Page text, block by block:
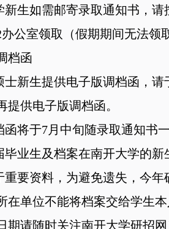
新生如需邮寄录取通知书，
公室领取（假期期间无法领
档函
士新生提供电子版调档函，请
提供电子版调档函。
函将于7月中旬随录取通知书一
毕业生及档案在南开大学的新
重要资料，为避免遗失，今
在单位不能将档案交给学生
期请随时关注南开大学研招